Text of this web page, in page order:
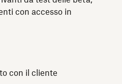
con accesso in
con il cliente